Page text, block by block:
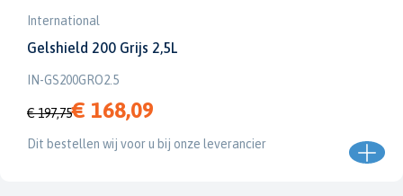
International
Gelshield 200 Grijs 2,5L
IN-GS200GRO2.5
€ 197,75€ 168,09
Dit bestellen wij voor u bij onze leverancier